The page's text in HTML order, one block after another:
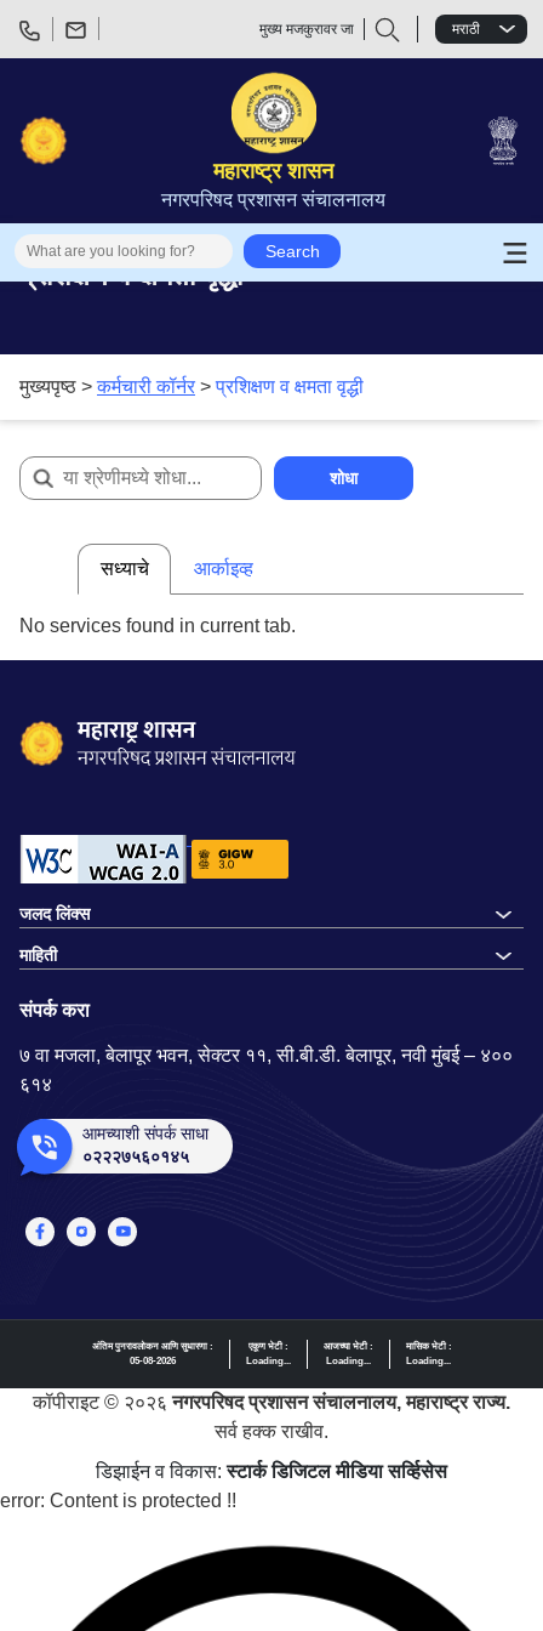
मुख्य मजकुरावर जा मराठी
महाराष्ट्र शासन
नगरपरिषद प्रशासन संचालनालय
Search
प्रशिक्षण व क्षमता वृद्धी
मुख्यपृष्ठ >कर्मचारी कॉर्नर >प्रशिक्षण व क्षमता वृद्धी
शोधा
सध्याचे आर्काइव्ह
No services found in current tab.
जलद लिंक्स
माहिती
संपर्क करा
७ वा मजला, बेलापूर भवन, सेक्टर ११, सी.बी.डी. बेलापूर, नवी मुंबई – ४००
६१४
आमच्याशी संपर्क साधा
०२२२७५६०१४५
अंतिम पुनरावलोकन आणि सुधारणा :
05-08-2026
एकूण भेटी :
Loading...
आजच्या भेटी :
Loading...
मासिक भेटी :
Loading...
कॉपीराइट © २०२६नगरपरिषद प्रशासन संचालनालय, महाराष्ट्र राज्य.
सर्व हक्क राखीव.
डिझाईन व विकास:स्टार्क डिजिटल मीडिया सर्व्हिसेस
error: Content is protected !!